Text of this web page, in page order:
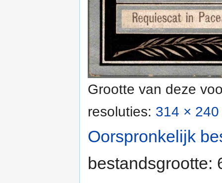
Grootte van deze
resoluties: 314 ×
Oorspronkelijk
bestandsgrootte: